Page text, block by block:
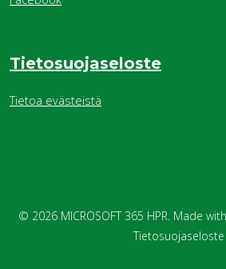
Tietosuojaseloste
Tietoa evästeistä
© 2026 MICROSOFT 365 HPR. Made
Tietosuojaseloste